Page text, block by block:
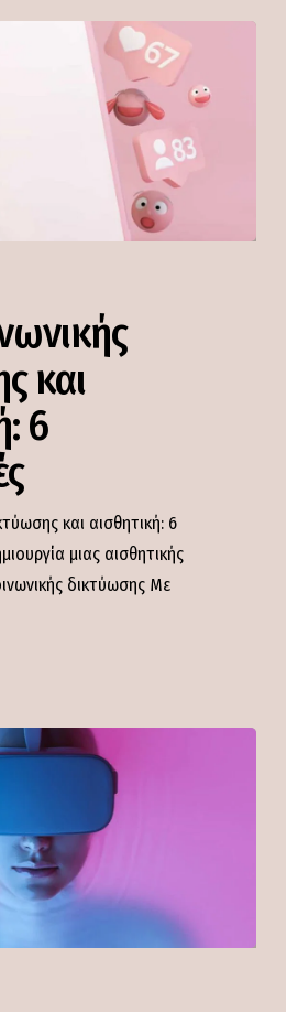
και
6
και αισθητική: 6
μιας αισθητικής
δικτύωσης Με